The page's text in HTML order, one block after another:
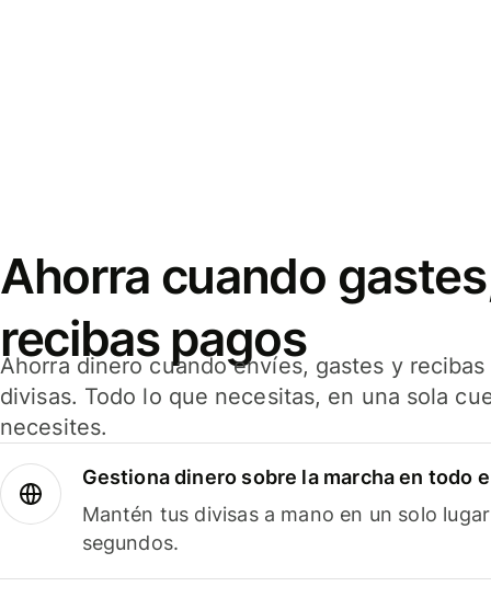
Ahorra cuando
recibas pagos
Ahorra dinero cuando envíes, gastes y
divisas. Todo lo que necesitas, en una sola
necesites.
Gestiona dinero sobre la marcha en todo
Mantén tus divisas a mano en un solo
segundos.